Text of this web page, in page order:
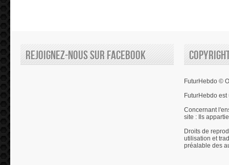
Rejoignez-nous sur Facebook
FuturHebdo ©
FuturHebdo
Concernant
site : Ils
Droits de
utilisation et
préalable des